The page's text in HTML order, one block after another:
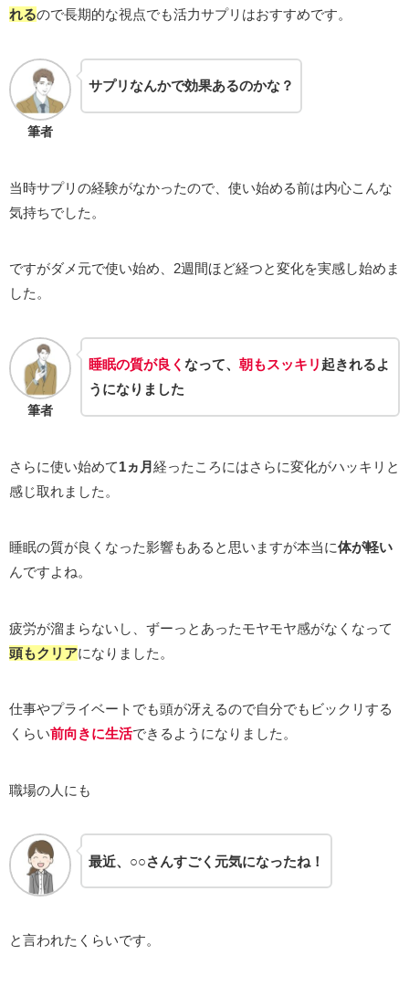
れるので長期的な視点でも活力サプリはおすすめです。
筆者
サプリなんかで効果あるのかな？
当時サプリの経験がなかったので、使い始める前は内心こんな
気持ちでした。
ですがダメ元で使い始め、2週間ほど経つと変化を実感し始めま
した。
筆者
睡眠の質が良くなって、朝もスッキリ 起きれるよ
うになりました
さらに使い始めて1ヵ月 経ったころにはさらに変化がハッキリと
感じ取れました。
睡眠の質が良くなった影響もあると思いますが本当に体が軽い
んですよね。
疲労が溜まらないし、ずーっとあったモヤモヤ感がなくなって
頭もクリアになりました。
仕事やプライベートでも頭が冴えるので自分でもビックリする
くらい前向きに生活できるようになりました。
職場の人にも
最近、○○さんすごく元気になったね！
と言われたくらいです。